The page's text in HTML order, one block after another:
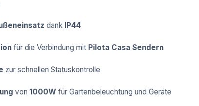
dank IP44
für die Verbindung mit Pilota Casa Sendern
zur schnellen Statuskontrolle
von 1000W für Gartenbeleuchtung und Geräte